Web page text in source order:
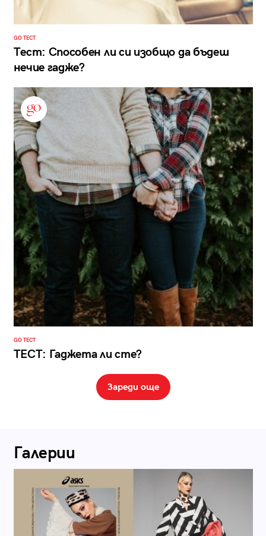
GO ТЕСТ
Тест: Способен ли си изобщо да бъдеш
нечие гадже?
GO ТЕСТ
ТЕСТ: Гаджета ли сте?
Зареди още
Галерии